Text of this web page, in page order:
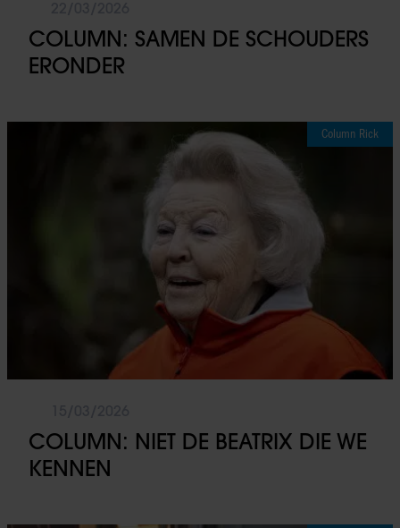
COLUMN: SAMEN DE SCHOUDERS
ERONDER
Column Rick
COLUMN: NIET DE BEATRIX DIE WE
KENNEN